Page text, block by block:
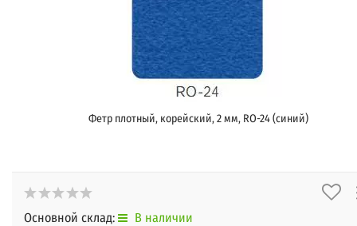
Фетр плотный, корейский, 2 мм, RO-24 (синий)
Основной склад: В наличии